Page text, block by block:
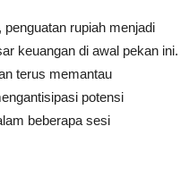
rupiah menjadi
keuangan di awal pekan ini.
terus memantau
potensi
beberapa sesi